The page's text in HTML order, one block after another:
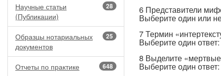
28
Научные статьи
(Публикации)
25
Образцы нотариальных
документов
648
Отчеты по практике
6 Представители
Выберите один или
7 Термин
Выберите один ответ:
8 Выделите
Выберите один ответ: